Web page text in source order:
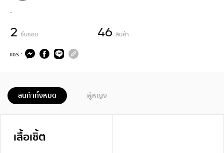
-
2 ชื่นชอบ 46 สินค้า
แชร์ :
สินค้าทั้งหมด ผู้หญิง
เสื้อเชิ้ต